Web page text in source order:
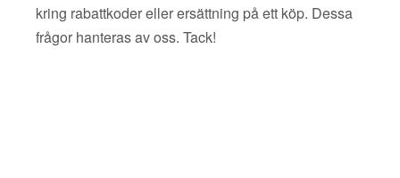
kring rabattkoder eller ersättning på ett köp. Dessa
frågor hanteras av oss. Tack!